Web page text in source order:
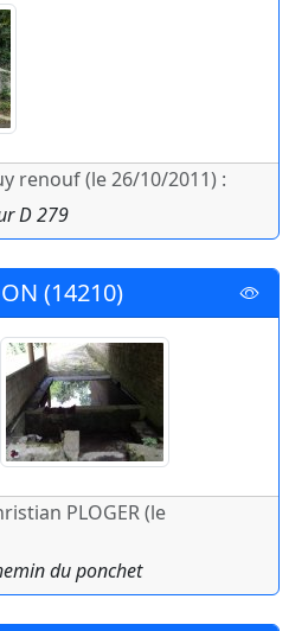
renouf (le 26/10/2011) :
D 279
(14210)
PLOGER (le
du ponchet